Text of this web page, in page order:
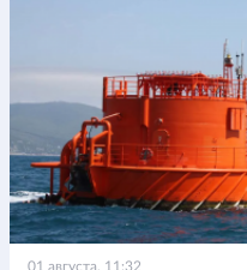
01 августа, 11:32